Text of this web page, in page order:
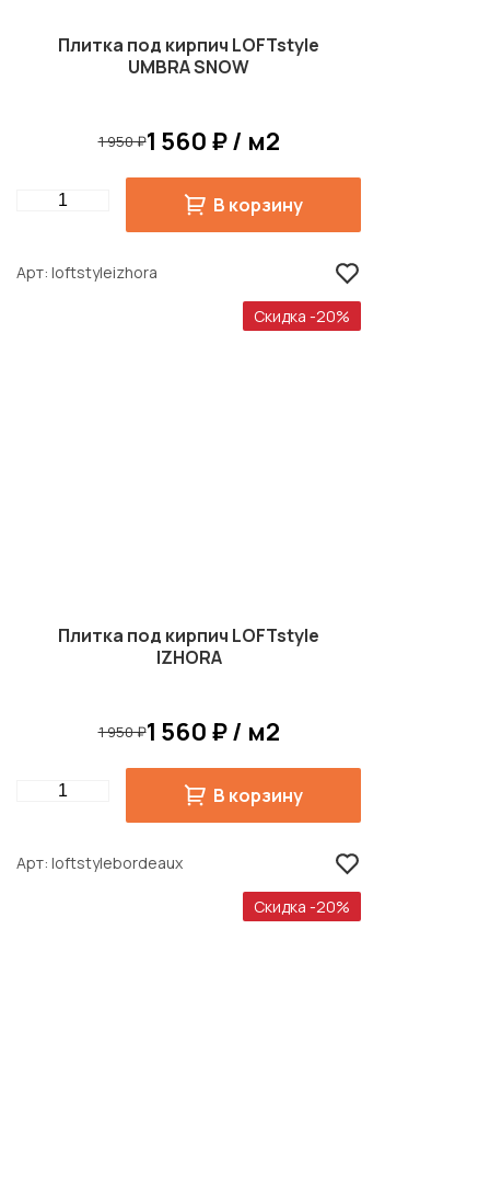
Плитка под кирпич LOFTstyle
UMBRA SNOW
1 950 ₽1 560 ₽ / м2
Quantity В корзину
Арт loftstyleizhora
Скидка -20%
Плитка под кирпич LOFTstyle
IZHORA
1 950 ₽1 560 ₽ / м2
Quantity В корзину
Арт loftstylebordeaux
Скидка -20%